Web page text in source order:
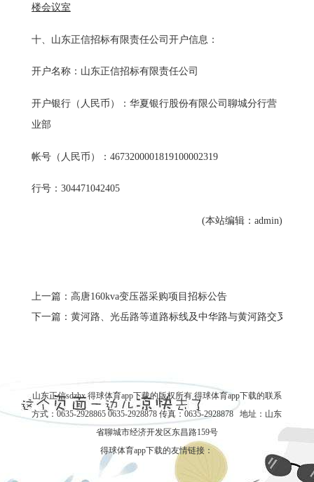
楼会议室
十、 山东正信招标有限责任公司开户信息 ：
开户名称：山东正信招标有限责任公司
开户银行（人民币）：华夏银行股份有限公司聊城分行营
业部
帐号（人民币）： 4673200001819100002319
行号： 304471042405
(本站编辑：admin)
上一篇：高唐160kva变压器采购项目招标公告
下一篇：黄河路、光岳路等道路标线及中华路与黄河路交叉口向
山东正信sdzhx 得球体育app下载的版权所有得球体育app下载的联系
方式 ：0635-2928865 0635-2928878 传真：0635-2928878 地址：山东
省聊城市经济开发区东昌路159号
得球体育app下载的友情链接：